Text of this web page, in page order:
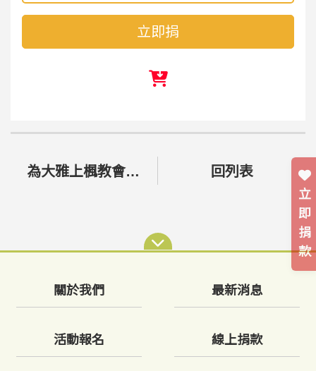
立即捐
為大雅上楓教會奉獻 回列表
立
即
捐
款
關於我們 最新消息
活動報名 線上捐款